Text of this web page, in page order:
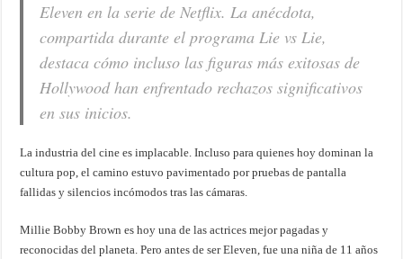
Eleven en la serie de Netflix. La anécdota,
compartida durante el programa Lie vs Lie,
destaca cómo incluso las figuras más exitosas de
Hollywood han enfrentado rechazos significativos
en sus inicios.
La industria del cine es implacable. Incluso para quienes hoy dominan la
cultura pop, el camino estuvo pavimentado por pruebas de pantalla
fallidas y silencios incómodos tras las cámaras.
Millie Bobby Brown es hoy una de las actrices mejor pagadas y
reconocidas del planeta. Pero antes de ser Eleven, fue una niña de 11 años